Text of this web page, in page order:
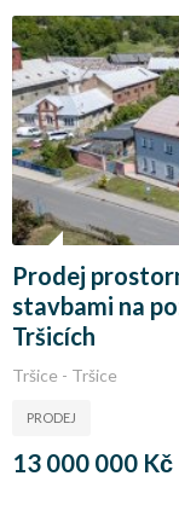
Prodej
stavbami na
Tršicích
Tršice - Tršice
PRODEJ
13 000 000 Kč